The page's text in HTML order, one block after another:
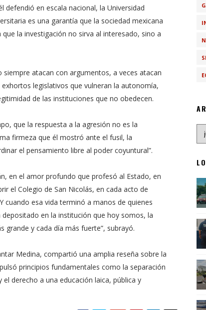
defendió en escala nacional, la Universidad
es una garantía que la sociedad mexicana
la investigación no sirva al interesado, sino a
atacan con argumentos, a veces atacan
legislativos que vulneran la autonomía,
de las instituciones que no obedecen.
que la respuesta a la agresión no es la
firmeza que él mostró ante el fusil, la
el pensamiento libre al poder coyuntural”.
en el amor profundo que profesó al Estado, en
el Colegio de San Nicolás, en cada acto de
cuando esa vida terminó a manos de quienes
en la institución que hoy somos, la
grande y cada día más fuerte”, subrayó.
Medina, compartió una amplia reseña sobre la
principios fundamentales como la separación
derecho a una educación laica, pública y